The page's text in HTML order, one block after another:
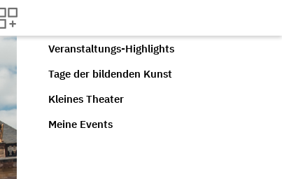
Veranstaltungs-Highlights
Tage der bildenden Kunst
Kleines Theater
Meine Events